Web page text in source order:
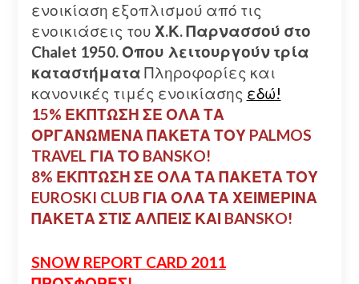
ενοικίαση εξοπλισμού από τις
ενοικιάσεις του Χ.Κ. Παρνασσού στο
Chalet 1950. Οπου λειτουργούν τρία
καταστήματα Πληροφορίες και
κανονικές τιμές ενοικίασης εδώ!
15% ΕΚΠΤΩΣΗ ΣΕ ΟΛΑ ΤΑ
ΟΡΓΑΝΩΜΕΝΑ ΠΑΚΕΤΑ ΤΟΥ PALMOS
TRAVEL ΓΙΑ ΤΟ BANSKO!
8% ΕΚΠΤΩΣΗ ΣΕ ΟΛΑ ΤΑ ΠΑΚΕΤΑ ΤΟΥ
EUROSKI CLUB ΓΙΑ ΟΛΑ ΤΑ ΧΕΙΜΕΡΙΝΑ
ΠΑΚΕΤΑ ΣΤΙΣ ΑΛΠΕΙΣ ΚΑΙ BANSKO!
SNOW REPORT CARD 2011